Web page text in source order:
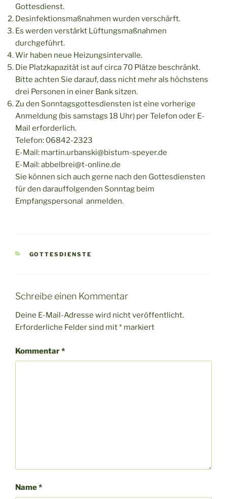
Gottesdienst.
Desinfektionsmaßnahmen wurden verschärft.
Es werden verstärkt Lüftungsmaßnahmen
durchgeführt.
Wir haben neue Heizungsintervalle.
Die Platzkapazität ist auf circa 70 Plätze beschränkt.
Bitte achten Sie darauf, dass nicht mehr als höchstens
drei Personen in einer Bank sitzen.
Zu den Sonntagsgottesdiensten ist eine vorherige
Anmeldung (bis samstags 18 Uhr) per Telefon oder E-
Mail erforderlich.
Telefon: 06842-2323
E-Mail: martin.urbanski@bistum-speyer.de
E-Mail: abbelbrei@t-online.de
Sie können sich auch gerne nach den Gottesdiensten
für den darauffolgenden Sonntag beim
Empfangspersonal anmelden.
KATEGORIEN
GOTTESDIENSTE
Schreibe einen Kommentar
Deine E-Mail-Adresse wird nicht veröffentlicht.
Erforderliche Felder sind mit* markiert
Kommentar*
Name*